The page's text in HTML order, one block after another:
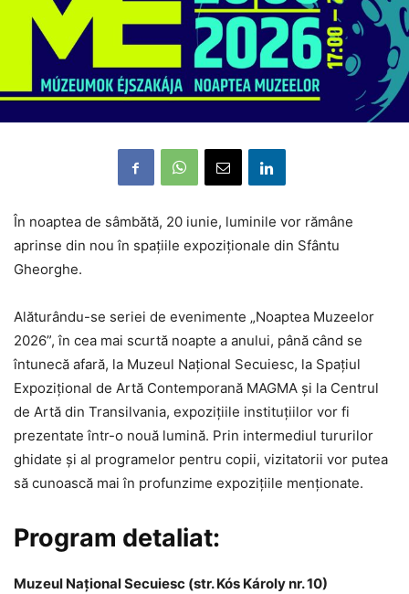
În noaptea de sâmbătă, 20 iunie, luminile vor rămâne
aprinse din nou în spațiile expoziționale din Sfântu
Gheorghe.
Alăturându-se seriei de evenimente „Noaptea Muzeelor
2026”, în cea mai scurtă noapte a anului, până când se
întunecă afară, la Muzeul Național Secuiesc, la Spațiul
Expozițional de Artă Contemporană MAGMA și la Centrul
de Artă din Transilvania, expozițiile instituțiilor vor fi
prezentate într-o nouă lumină. Prin intermediul tururilor
ghidate și al programelor pentru copii, vizitatorii vor putea
să cunoască mai în profunzime expozițiile menționate.
Program detaliat:
Muzeul Național Secuiesc (str. Kós Károly nr. 10)